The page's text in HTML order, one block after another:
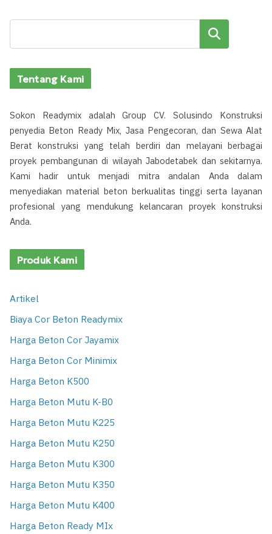
Cari
Tentang Kami
Sokon Readymix adalah Group CV. Solusindo Konstruksi
penyedia Beton Ready Mix, Jasa Pengecoran, dan Sewa Alat
Berat konstruksi yang telah berdiri dan melayani berbagai
proyek pembangunan di wilayah Jabodetabek dan sekitarnya.
Kami hadir untuk menjadi mitra andalan Anda dalam
menyediakan material beton berkualitas tinggi serta layanan
profesional yang mendukung kelancaran proyek konstruksi
Anda.
Produk Kami
Artikel
Biaya Cor Beton Readymix
Harga Beton Cor Jayamix
Harga Beton Cor Minimix
Harga Beton K500
Harga Beton Mutu K-B0
Harga Beton Mutu K225
Harga Beton Mutu K250
Harga Beton Mutu K300
Harga Beton Mutu K350
Harga Beton Mutu K400
Harga Beton Ready MIx